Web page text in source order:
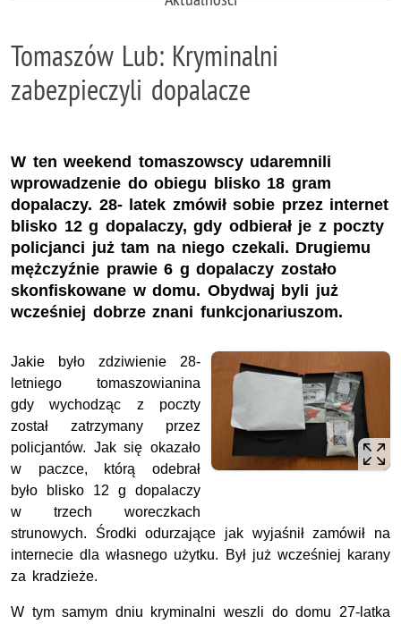
Tomaszów Lub: Kryminalni
zabezpieczyli dopalacze
W ten weekend tomaszowscy udaremnili
wprowadzenie do obiegu blisko 18 gram
dopalaczy. 28- latek zmówił sobie przez internet
blisko 12 g dopalaczy, gdy odbierał je z poczty
policjanci już tam na niego czekali. Drugiemu
mężczyźnie prawie 6 g dopalaczy zostało
skonfiskowane w domu. Obydwaj byli już
wcześniej dobrze znani funkcjonariuszom.
Jakie było zdziwienie 28-
letniego tomaszowianina
gdy wychodząc z poczty
został zatrzymany przez
policjantów. Jak się okazało
w paczce, którą odebrał
było blisko 12 g dopalaczy
w trzech woreczkach
strunowych. Środki odurzające jak wyjaśnił zamówił na
internecie dla własnego użytku. Był już wcześniej karany
za kradzieże.
W tym samym dniu kryminalni weszli do domu 27-latka